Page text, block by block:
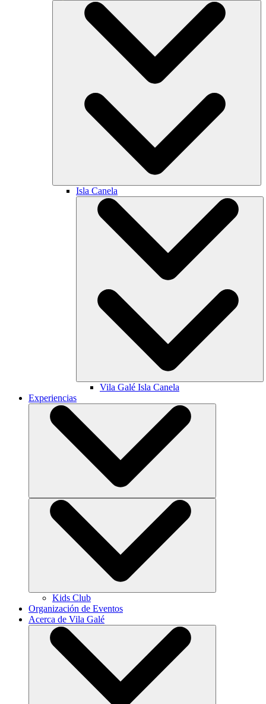
Isla Canela
Vila Galé Isla Canela
Experiencias
Kids Club
Organización de Eventos
Acerca de Vila Galé